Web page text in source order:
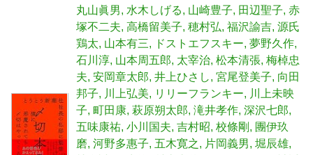
丸山眞男
水木しげる 山崎豊子 田辺聖子 赤
塚不二夫 高橋留美子 穂村弘 福沢諭吉 源氏
鶏太 山本有三 ドストエフスキー 夢野久作
石川淳 山本周五郎 太宰治 松本清張 梅棹忠
夫 安岡章太郎 井上ひさし 宮尾登美子 向田
邦子
川上弘美 リリーフランキー
川上未映
子 町田康 萩原朔太郎 滝井孝作 深沢七郎
五味康祐 小川国夫 吉村昭 校條剛
團伊玖
磨 河野多惠子 五木寛之 片岡義男 堀辰雄